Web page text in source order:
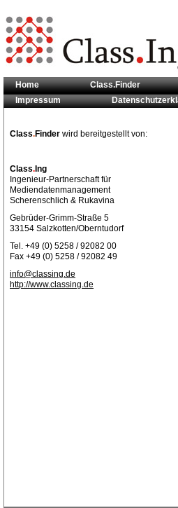
Sie sind hier:Kontakt
Home Class.Finder
Impressum
Class.Finder wird bereitgestellt von:
Class. Ing
Ingenieur-Partnerschaft für
Mediendatenmanagement
Scherenschlich & Rukavina
Gebrüder-Grimm-Straße 5
33154 Salzkotten/Oberntudorf
Tel. +49 (0) 5258 / 92082 00
Fax +49 (0) 5258 / 92082 49
info@classing.de
http://www.classing.de